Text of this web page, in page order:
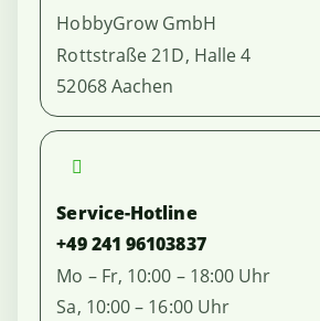
HobbyGrow GmbH
Rottstraße 21D, Halle 4
52068 Aachen
Service-Hotline
+49 241 96103837
Mo – Fr, 10:00 – 18:00 Uhr
Sa, 10:00 – 16:00 Uhr